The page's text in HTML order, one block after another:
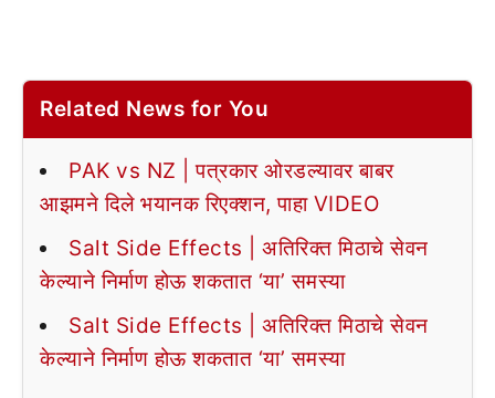
Related News for You
PAK vs NZ | पत्रकार ओरडल्यावर बाबर
आझमने दिले भयानक रिएक्शन, पाहा VIDEO
Salt Side Effects | अतिरिक्त मिठाचे सेवन
केल्याने निर्माण होऊ शकतात ‘या’ समस्या
Salt Side Effects | अतिरिक्त मिठाचे सेवन
केल्याने निर्माण होऊ शकतात ‘या’ समस्या